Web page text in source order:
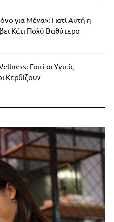
για Μένα»: Γιατί Αυτή η
Κάτι Πολύ Βαθύτερο
Γιατί οι Υγιείς
Κερδίζουν